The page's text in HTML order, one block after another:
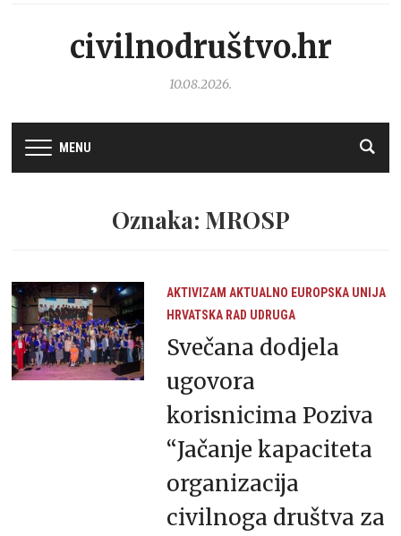
civilnodruštvo.hr
10.08.2026.
MENU
Oznaka: MROSP
AKTIVIZAM AKTUALNO EUROPSKA UNIJA
HRVATSKA RAD UDRUGA
Svečana dodjela
ugovora
korisnicima Poziva
“Jačanje kapaciteta
organizacija
civilnoga društva za